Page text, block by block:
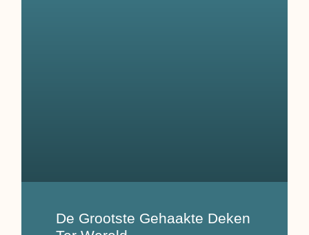
De Grootste Gehaakte Deken